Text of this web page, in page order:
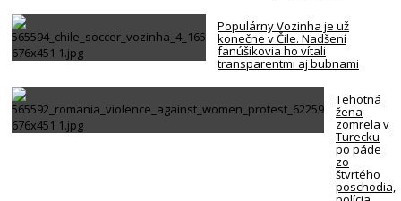
Populárny Vozinha je už
konečne v Čile. Nadšení
fanúšikovia ho vítali
transparentmi aj bubnami
Tehotná
žena
zomrela v
Turecku
po páde
zo
štvrtého
poschodia,